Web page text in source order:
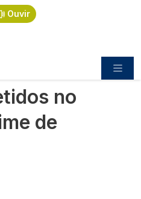
Ouvir
do crime de
no
de